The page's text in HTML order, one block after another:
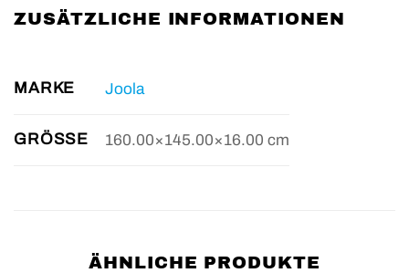
ZUSÄTZLICHE INFORMATIONEN
MARKE Joola
GRÖSSE 160.00×145.00×16.00 cm
ÄHNLICHE PRODUKTE